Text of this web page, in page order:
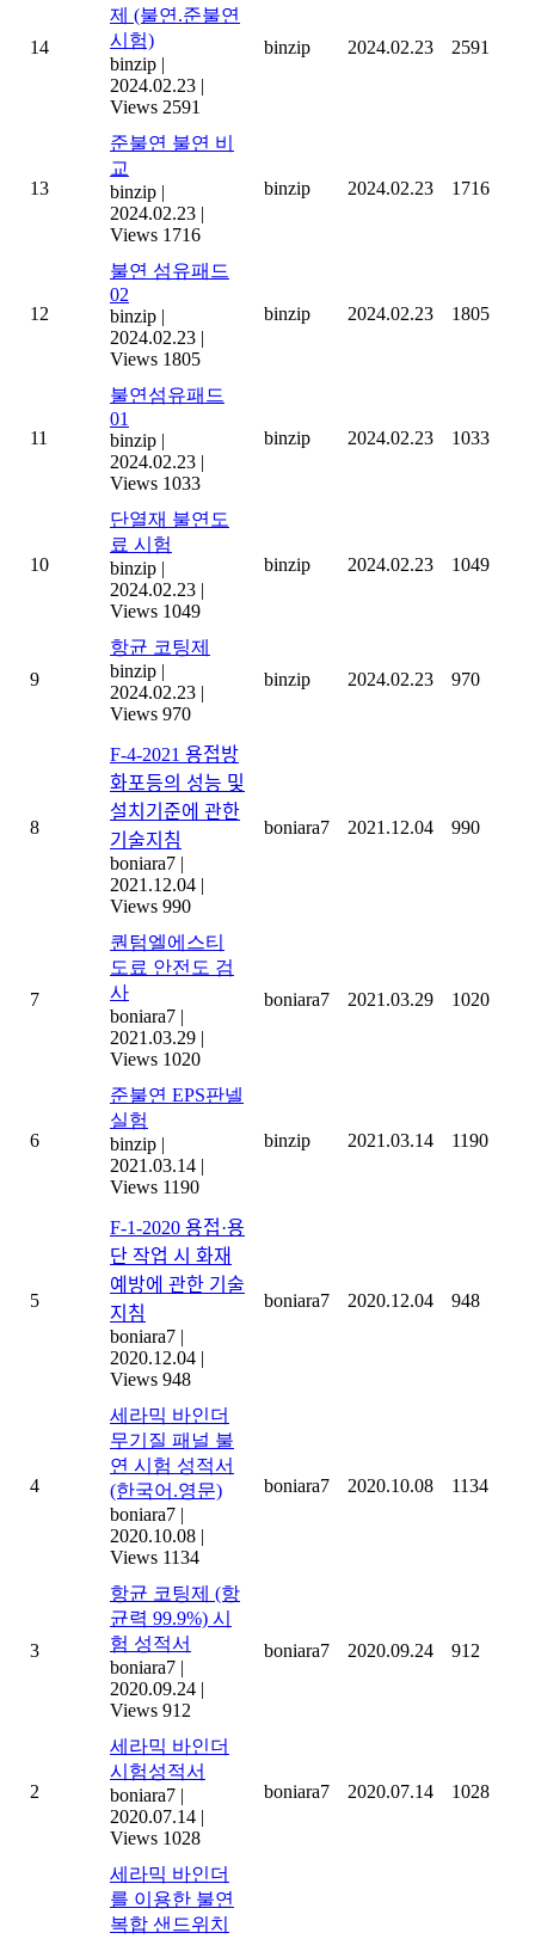
14
제 (불연.준불연
시험)
binzip |
2024.02.23 |
Views 2591
binzip 2024.02.23 2591
13
준불연 불연 비
교
binzip |
2024.02.23 |
Views 1716
binzip 2024.02.23 1716
12
불연 섬유패드
02
binzip |
2024.02.23 |
Views 1805
binzip 2024.02.23 1805
11
불연섬유패드
01
binzip |
2024.02.23 |
Views 1033
binzip 2024.02.23 1033
10
단열재 불연도
료 시험
binzip |
2024.02.23 |
Views 1049
binzip 2024.02.23 1049
9
항균 코팅제
binzip |
2024.02.23 |
Views 970
binzip 2024.02.23 970
8
F-4-2021 용접방
화포등의 성능 및
설치기준에 관한
기술지침
boniara7 |
2021.12.04 |
Views 990
boniara7 2021.12.04 990
7
퀀텀엘에스티
도료 안전도 검
사
boniara7 |
2021.03.29 |
Views 1020
boniara7 2021.03.29 1020
6
준불연 EPS판넬
실험
binzip |
2021.03.14 |
Views 1190
binzip 2021.03.14 1190
5
F-1-2020 용접·용
단 작업 시 화재
예방에 관한 기술
지침
boniara7 |
2020.12.04 |
Views 948
boniara7 2020.12.04 948
4
세라믹 바인더
무기질 패널 불
연 시험 성적서
(한국어.영문)
boniara7 |
2020.10.08 |
Views 1134
boniara7 2020.10.08 1134
3
항균 코팅제 (항
균력 99.9%) 시
험 성적서
boniara7 |
2020.09.24 |
Views 912
boniara7 2020.09.24 912
2
세라믹 바인더
시험성적서
boniara7 |
2020.07.14 |
Views 1028
boniara7 2020.07.14 1028
세라믹 바인더
를 이용한 불연
복합 샌드위치